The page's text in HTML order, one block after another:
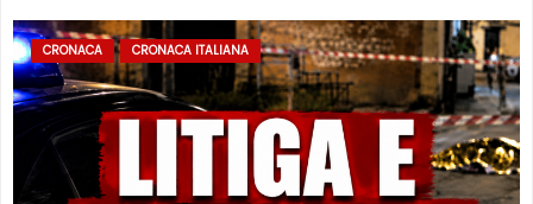
CRONACA CRONACA ITALIANA